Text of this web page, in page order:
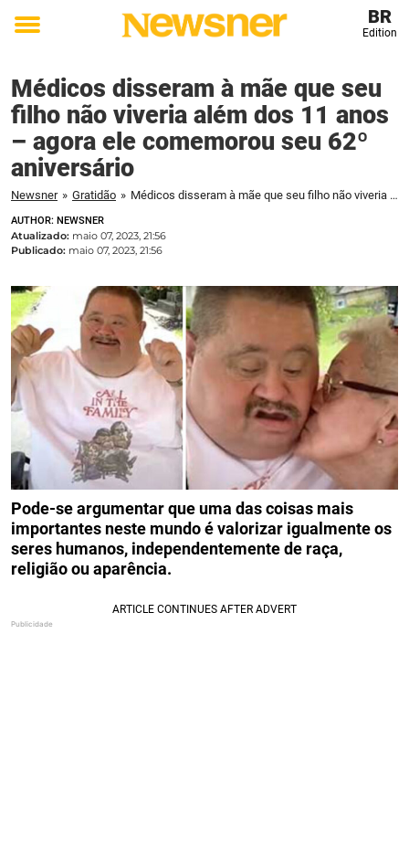
Toggle
BR
Edition
Médicos disseram à mãe que seu
filho não viveria além dos 11 anos
– agora ele comemorou seu 62º
aniversário
Newsner » Gratidão » Médicos disseram à mãe que seu filho não viveria além dos 11 anos - agora ele comemorou seu 62º aniversário
AUTHOR: NEWSNER
Atualizado: maio 07, 2023, 21:56
Publicado: maio 07, 2023, 21:56
Pode-se argumentar que uma das coisas mais
importantes neste mundo é valorizar igualmente os
seres humanos, independentemente de raça,
religião ou aparência.